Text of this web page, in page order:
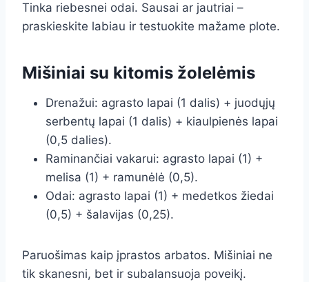
Tinka riebesnei odai. Sausai ar jautriai –
praskieskite labiau ir testuokite mažame plote.
Mišiniai su kitomis žolelėmis
Drenažui: agrasto lapai (1 dalis) + juodųjų
serbentų lapai (1 dalis) + kiaulpienės lapai
(0,5 dalies).
Raminančiai vakarui: agrasto lapai (1) +
melisa (1) + ramunėlė (0,5).
Odai: agrasto lapai (1) + medetkos žiedai
(0,5) + šalavijas (0,25).
Paruošimas kaip įprastos arbatos. Mišiniai ne
tik skanesni, bet ir subalansuoja poveikį.